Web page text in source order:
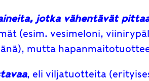
jotka vähentävät
(esim. vesimeloni,
mutta
, eli viljatuotteita